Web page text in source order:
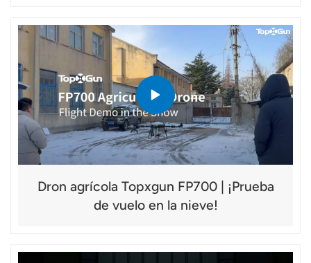
Dron agrícola Topxgun FP700 | ¡Prueba
de vuelo en la nieve!